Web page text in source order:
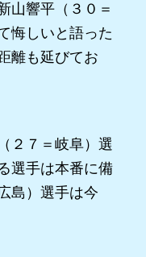
山響平（３０＝
悔しいと語った
離も延びてお
２７＝岐阜）選
選手は本番に備
島）選手は今